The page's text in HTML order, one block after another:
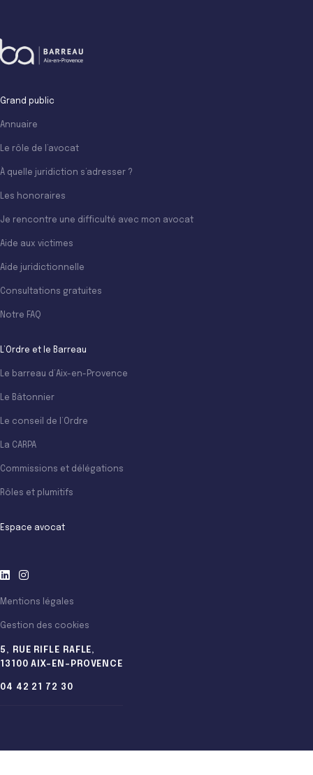
Grand public
Annuaire
Le rôle de l’avocat
À quelle juridiction s’adresser ?
Les honoraires
Je rencontre une difficulté avec mon avocat
Aide aux victimes
Aide juridictionnelle
Consultations gratuites
Notre FAQ
L’Ordre et le Barreau
Le barreau d’Aix-en-Provence
Le Bâtonnier
Le conseil de l’Ordre
La CARPA
Commissions et délégations
Rôles et plumitifs
Espace avocat
Mentions légales
Gestion des cookies
5, RUE RIFLE RAFLE,
13100 AIX-EN-PROVENCE
04 42 21 72 30